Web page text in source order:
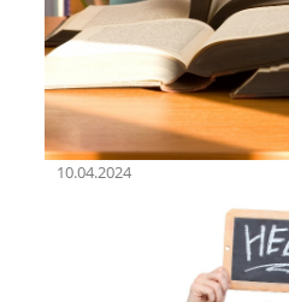
10.04.2024